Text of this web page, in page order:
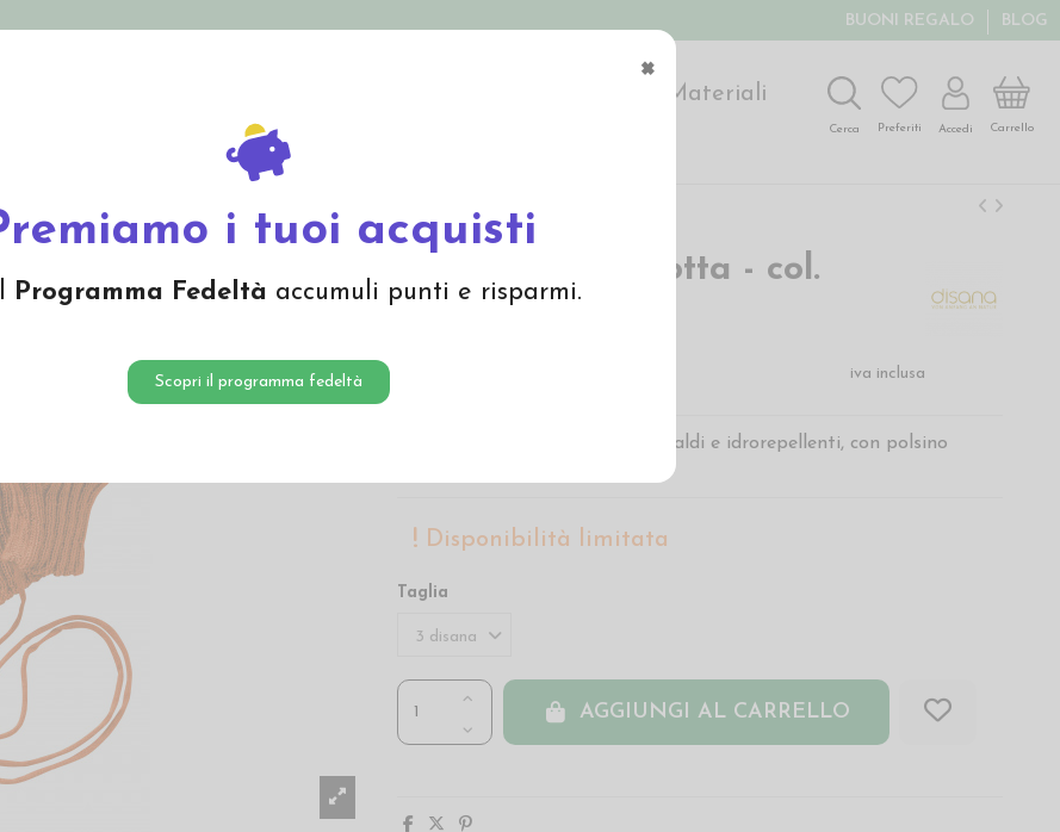
×
i tuoi acquisti
Programma Fedeltà accumuli punti e risparmi.
Scopri il programma fedeltà
BUONI REGALO BLOG
Materiali
Offerte
Cerca Preferiti Accedi Carrello
in lana cotta - col. arancio
Guanti in lana cotta - col.
arancio
iva inclusa
Guanti bambino in lana cotta, caldi e idrorepellenti, con polsino
Disponibilità limitata
Taglia
AGGIUNGI AL CARRELLO